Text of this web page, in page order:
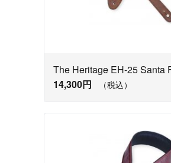
The Heritage EH-25 Santa
14,300円
（税込）